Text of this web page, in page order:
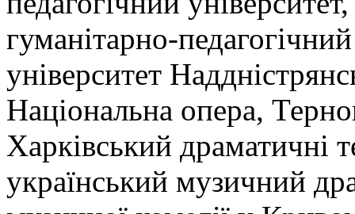
гуманітарно-
університет
Національна опера,
Харківський драматичні
український музичний